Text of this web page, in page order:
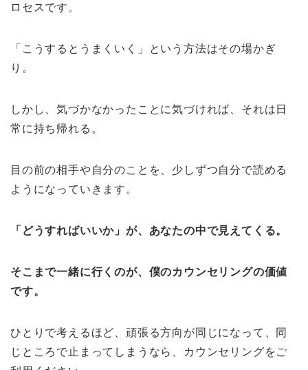
ロセスです。
「こうするとうまくいく」という方法はその場かぎ
り。
しかし、気づかなかったことに気づければ、それは日
常に持ち帰れる。
目の前の相手や自分のことを、少しずつ自分で読める
ようになっていきます。
「どうすればいいか」が、あなたの中で見えてくる。
そこまで一緒に行くのが、僕のカウンセリングの価値
です。
ひとりで考えるほど、頑張る方向が同じになって、同
じところで止まってしまうなら、カウンセリングをご